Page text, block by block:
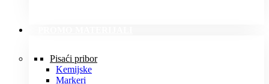
Pisaći pribor
Kemijske
Markeri